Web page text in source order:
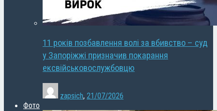
11 років позбавлення волі за вбивство – суд
у Запоріжжі призначив покарання
ексвійськовослужбовцю
zapsich, 21/07/2026
Фото